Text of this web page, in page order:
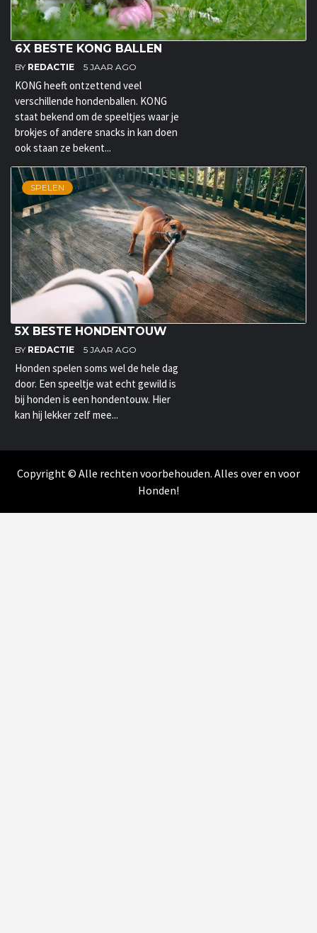
6X BESTE KONG BALLEN
BY REDACTIE 5 JAAR AGO
KONG heeft ontzettend veel
verschillende hondenballen. KONG
staat bekend om de speeltjes waar je
brokjes of andere snacks in kan doen
ook staan ze bekent...
SPELEN
5X BESTE HONDENTOUW
BY REDACTIE 5 JAAR AGO
Honden spelen soms wel de hele dag
door. Een speeltje wat echt gewild is
bij honden is een hondentouw. Hier
kan hij lekker zelf mee...
Copyright © Alle rechten voorbehouden. Alles over en voor
Honden!